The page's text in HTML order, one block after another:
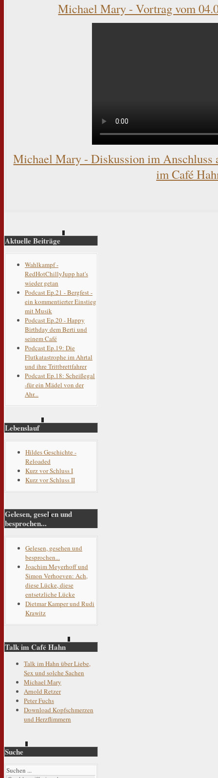
Michael Mary - Vortrag vom
Michael Mary - Diskussion im Anschluss
im Café
Aktuelle Beiträge
Wahlkampf -
RedHotChillyJupp hat's
wieder getan
Podcast Ep.21 - Bergfest -
ein kommentierter Einstieg
mit Musik
Podcast Ep.20 - Happy
Birthday dem Berti und
seinem Café
Podcast Ep.19: Die
Flutkatastrophe im Ahrtal
und ihre Trittbrettfahrer
Podcast Ep.18: Scheißegal
-für ein Mädel von der
Ahr...
Lebenslauf
Hildes Geschichte -
Reloaded
Kurz vor Schluss I
Kurz vor Schluss II
Gelesen, gesehen und
besprochen...
Gelesen, gesehen und
besprochen...
Joachim Meyerhoff und
Simon Verhoeven: Ach,
diese Lücke, diese
entsetzliche Lücke
Dietmar Kamper und Rudi
Krawitz
Talk im Café Hahn
Talk im Hahn über Liebe,
Sex und solche Sachen
Michael Mary
Arnold Retzer
Peter Fuchs
Download Kopfschmerzen
und Herzflimmern
Suche
Suchen ...